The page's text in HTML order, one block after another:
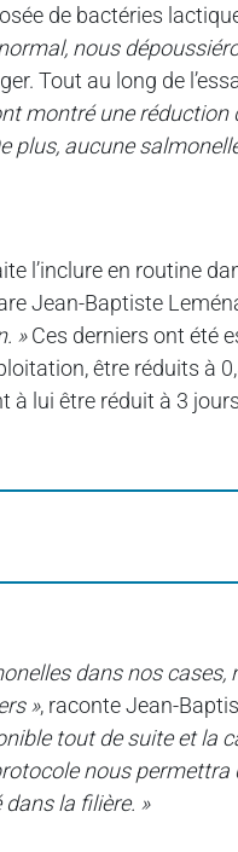
de bactéries
nous
Tout au long de
montré une
plus, aucune
l’inclure en routine
Jean-Baptiste
»Ces derniers ont été
être réduits à
à lui être réduit à 3
dans nos
», raconte Jean-
tout de suite et
nous permettra
dans la filière. »